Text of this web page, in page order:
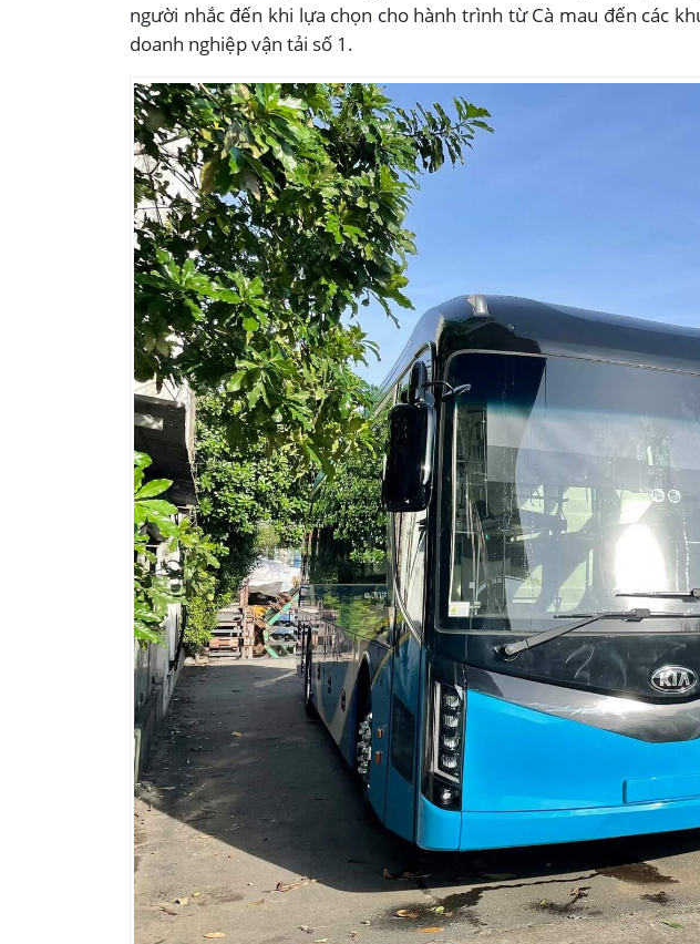
người nhắc đến khi lựa chọn cho hành trình từ Cà mau đến các
doanh nghiệp vận tải số 1.